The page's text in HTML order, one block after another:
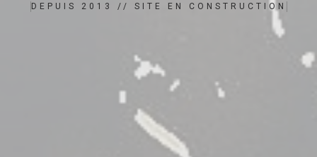
DEPUIS 2013 // SITE EN CONSTRUCTION